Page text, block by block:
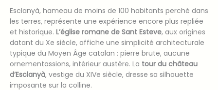
Esclanyà, hameau de moins de 100 habitants perché dans
les terres, représente une expérience encore plus repliée
et historique. L’église romane de Sant Esteve, aux origines
datant du Xe siècle, affiche une simplicité architecturale
typique du Moyen Âge catalan : pierre brute, aucune
ornementassions, intérieur austère. La tour du château
d’Esclanyà, vestige du XIVe siècle, dresse sa silhouette
imposante sur la colline.